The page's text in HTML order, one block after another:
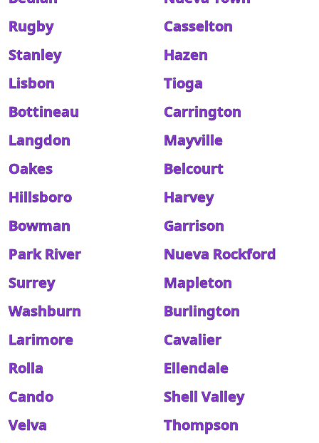
Rugby
Casselton
Stanley
Hazen
Lisbon
Tioga
Bottineau
Carrington
Langdon
Mayville
Oakes
Belcourt
Hillsboro
Harvey
Bowman
Garrison
Park River
Nueva Rockford
Surrey
Mapleton
Washburn
Burlington
Larimore
Cavalier
Rolla
Ellendale
Cando
Shell Valley
Velva
Thompson